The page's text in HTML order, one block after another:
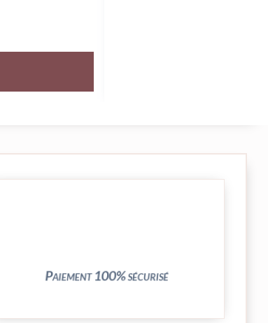
Paiement 100% sécurisé